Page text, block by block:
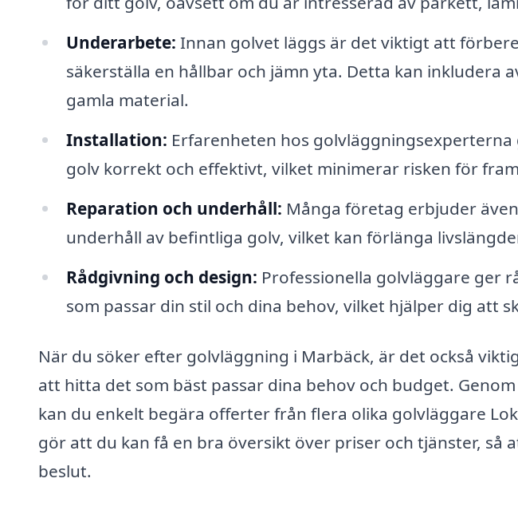
Underarbete: Innan golvet läggs är det viktigt att
säkerställa en hållbar och jämn yta. Detta kan inkludera
gamla material.
Installation: Erfarenheten hos
golv korrekt och effektivt, vilket minimerar risken för
Reparation och underhåll: Många företag erbjuder
underhåll av befintliga golv, vilket kan förlänga
Rådgivning och design: Professionella golvläggare ger
som passar din stil och dina behov, vilket hjälper dig att
När du söker efter golvläggning i Marbäck, är det också
att hitta det som bäst passar dina behov och budget.
kan du enkelt begära offerter från flera olika golvläggare
gör att du kan få en bra översikt över priser och tjänster, så
beslut.